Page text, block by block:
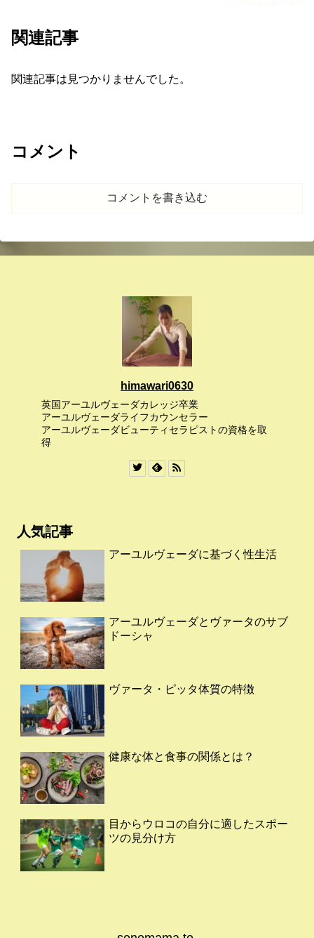
関連記事
関連記事は見つかりませんでした。
コメント
コメントを書き込む
himawari0630
英国アーユルヴェーダカレッジ卒業
アーユルヴェーダライフカウンセラー
アーユルヴェーダビューティセラピストの資格を取
得
人気記事
アーユルヴェーダに基づく性生活
アーユルヴェーダとヴァータのサブ
ドーシャ
ヴァータ・ピッタ体質の特徴
健康な体と食事の関係とは？
目からウロコの自分に適したスポー
ツの見分け方